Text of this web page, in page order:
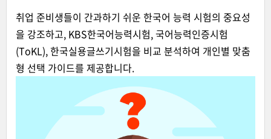
취업 준비생들이 간과하기 쉬운 한국어 능력 시험의 중요성
을 강조하고, KBS한국어능력시험, 국어능력인증시험
(ToKL), 한국실용글쓰기시험을 비교 분석하여 개인별 맞춤
형 선택 가이드를 제공합니다.